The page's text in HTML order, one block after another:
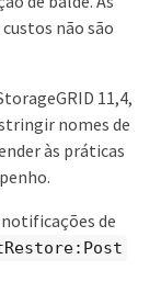
não são
11,4,
nomes de
às práticas
de